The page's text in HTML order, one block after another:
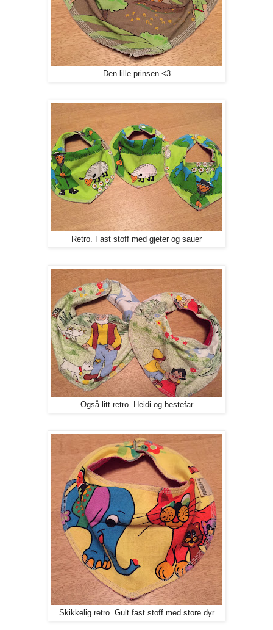
Den lille prinsen <3
Retro. Fast stoff med gjeter og sauer
Også litt retro. Heidi og bestefar
Skikkelig retro. Gult fast stoff med store dyr